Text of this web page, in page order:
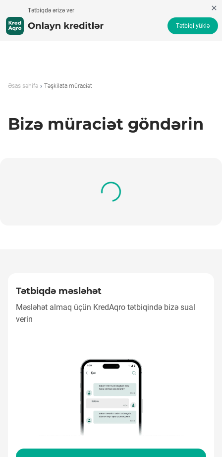
Tətbiqdə ərizə ver
Tətbiqi yüklə
Əsas səhifə Təşkilata müraciət
Bizə müraciət göndərin
Tətbiqdə məsləhət
Tətbiqdə məsləhət
Məsləhət almaq üçün KredAqro tətbiqində bizə sual
verin